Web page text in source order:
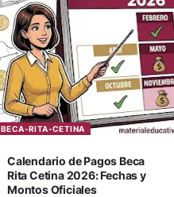
BECA-RITA-CETINA
Calendario de Pagos Beca
Rita Cetina 2026: Fechas y
Montos Oficiales